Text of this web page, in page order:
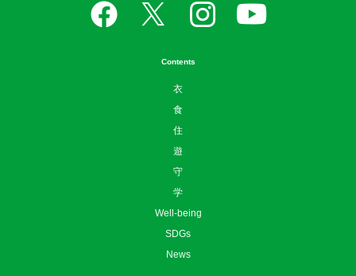
Contents
衣
食
住
遊
守
学
Well-being
SDGs
News